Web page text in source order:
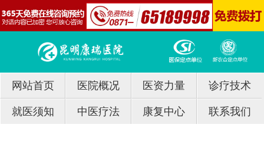
网站首页 医院概况 医资力量 诊疗技术
就医须知 中医疗法 康复中心 联系我们